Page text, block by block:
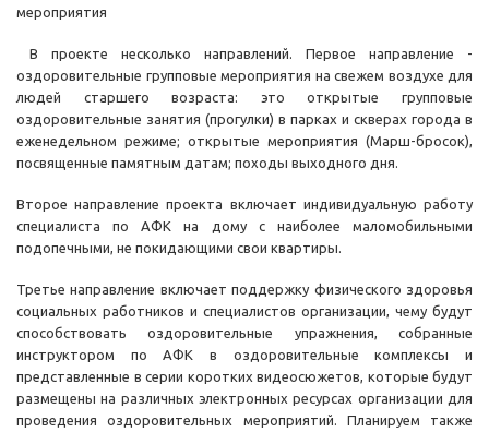
мероприятия
В проекте несколько направлений. Первое направление -
оздоровительные групповые мероприятия на свежем воздухе для
людей старшего возраста: это открытые групповые
оздоровительные занятия (прогулки) в парках и скверах города в
еженедельном режиме; открытые мероприятия (Марш-бросок),
посвященные памятным датам; походы выходного дня.
Второе направление проекта включает индивидуальную работу
специалиста по АФК на дому с наиболее маломобильными
подопечными, не покидающими свои квартиры.
Третье направление включает поддержку физического здоровья
социальных работников и специалистов организации, чему будут
способствовать оздоровительные упражнения, собранные
инструктором по АФК в оздоровительные комплексы и
представленные в серии коротких видеосюжетов, которые будут
размещены на различных электронных ресурсах организации для
проведения оздоровительных мероприятий. Планируем также